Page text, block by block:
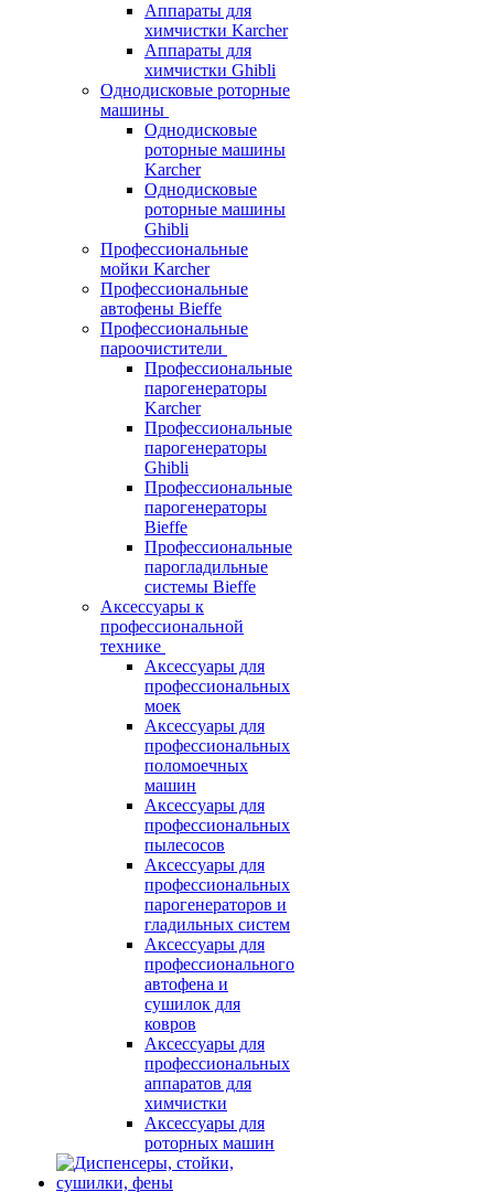
Аппараты для
химчистки Karcher
Аппараты для
химчистки Ghibli
Однодисковые роторные
машины
Однодисковые
роторные машины
Karcher
Однодисковые
роторные машины
Ghibli
Профессиональные
мойки Karcher
Профессиональные
автофены Bieffe
Профессиональные
пароочистители
Профессиональные
парогенераторы
Karcher
Профессиональные
парогенераторы
Ghibli
Профессиональные
парогенераторы
Bieffe
Профессиональные
парогладильные
системы Bieffe
Аксессуары к
профессиональной
технике
Аксессуары для
профессиональных
моек
Аксессуары для
профессиональных
поломоечных
машин
Аксессуары для
профессиональных
пылесосов
Аксессуары для
профессиональных
парогенераторов и
гладильных систем
Аксессуары для
профессионального
автофена и
сушилок для
ковров
Аксессуары для
профессиональных
аппаратов для
химчистки
Аксессуары для
роторных машин